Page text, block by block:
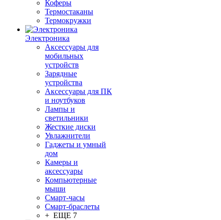
Коферы
Термостаканы
Термокружки
Электроника
Аксессуары для
мобильных
устройств
Зарядные
устройства
Аксессуары для ПК
и ноутбуков
Лампы и
светильники
Жесткие диски
Увлажнители
Гаджеты и умный
дом
Камеры и
аксессуары
Компьютерные
мыши
Смарт-часы
Смарт-браслеты
+ ЕЩЕ 7